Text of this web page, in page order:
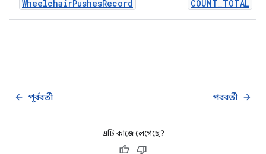
WheelchairPushesRecord COUNT_TOTAL
পূর্ববর্তী
arrow_back পরবর্তী arrow_forward
এটি কাজে লেগেছে?